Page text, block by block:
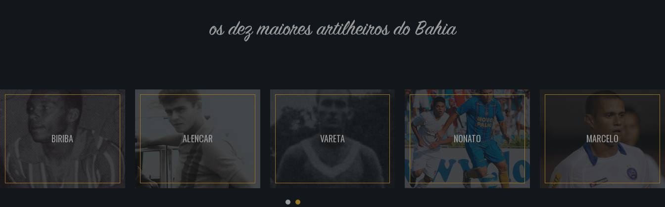
os dez maiores artilheiros do Bahia
BIRIBA ALENCAR VARETA NONATO MARCELO